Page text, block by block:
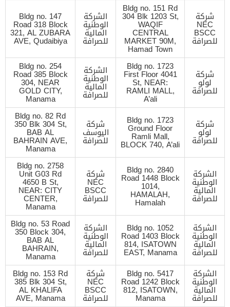
شركة
NEC
BSCC
للصرافة
Bldg no. 151 Rd
304 Blk 1203 St,
WAQIF
CENTRAL
MARKET 90M,
Hamad Town
الشركة
الوطنية
المالية
للصرافة
Bldg no. 147
Road 318 Block
321, AL ZUBARA
AVE, Qudaibiya
شركة
لولو
للصرافة
Bldg no. 1723
First Floor 4041
St, NEAR:
RAMLI MALL,
A’ali
الشركة
الوطنية
المالية
للصرافة
Bldg no. 254
Road 385 Block
304, NEAR
GOLD CITY,
Manama
شركة
لولو
للصرافة
Bldg no. 1723
Ground Floor
Ramli Mall,
BLOCK 740, A’ali
شركة
اليوسف
للصرافة
Bldg no. 82 Rd
350 Blk 304 St,
BAB AL
BAHRAIN AVE,
Manama
الشركة
الوطنية
المالية
للصرافة
Bldg no. 2840
Road 1448 Block
1014,
HAMALAH,
Hamalah
شركة
NEC
BSCC
للصرافة
Bldg no. 2758
Unit G03 Rd
4650 B St,
NEAR: CITY
CENTER,
Manama
الشركة
الوطنية
المالية
للصرافة
Bldg no. 1052
Road 1403 Block
814, ISATOWN
EAST, Manama
الشركة
الوطنية
المالية
للصرافة
Bldg no. 53 Road
350 Block 304,
BAB AL
BAHRAIN,
Manama
الشركة
الوطنية
المالية
للصرافة
Bldg no. 5417
Road 1242 Block
812, ISATOWN,
Manama
شركة
NEC
BSCC
للصرافة
Bldg no. 153 Rd
385 Blk 304 St,
AL KHALIFA
AVE, Manama